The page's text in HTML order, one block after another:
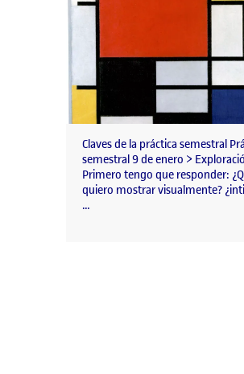
Claves de la práctica semestral
semestral 9 de enero >
Primero tengo que responder:
quiero mostrar visualmente?
…